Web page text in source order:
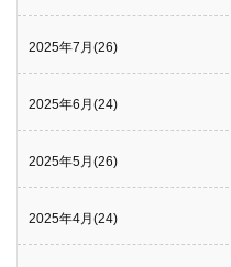
2025年7月(26)
2025年6月(24)
2025年5月(26)
2025年4月(24)